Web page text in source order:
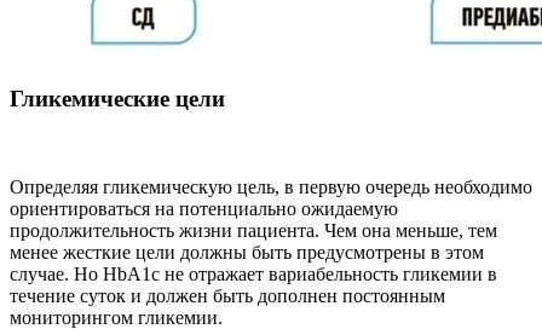
Гликемические цели
Определяя гликемическую цель, в первую очередь необходимо
ориентироваться на потенциально ожидаемую
продолжительность жизни пациента. Чем она меньше, тем
менее жесткие цели должны быть предусмотрены в этом
случае. Но HbA1c не отражает вариабельность гликемии в
течение суток и должен быть дополнен постоянным
мониторингом гликемии.